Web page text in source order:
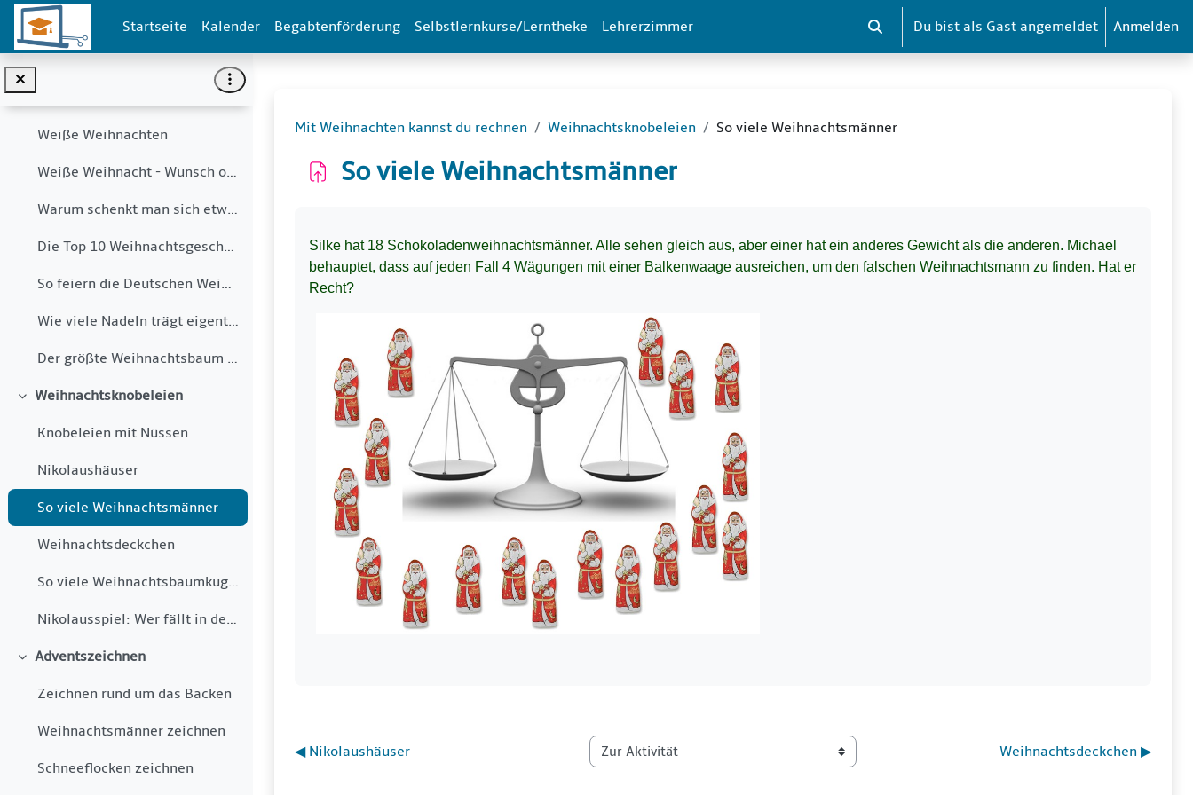
Zum Hauptinhalt
Startseite
Kalender Begabtenförderung Selbstlernkurse/Lerntheke Lehrerzimmer
Sucheingabe umschalten
Du bist als Gast angemeldet Anmelden
Einklappen
Allgemein
Einklappen
Mit Weihnachten kannst du rechnen
Weiße Weihnachten
Weiße Weihnacht - Wunsch oder Wirklichkeit?
Warum schenkt man sich etwas zu Weihnachten?
Die Top 10 Weihnachtsgeschenke
So feiern die Deutschen Weihnachten
Wie viele Nadeln trägt eigentlich ein Weihnachtsbaum?
Der größte Weihnachtsbaum der Welt
Einklappen
Weihnachtsknobeleien
Knobeleien mit Nüssen
Nikolaushäuser
So viele Weihnachtsmänner
Weihnachtsdeckchen
So viele Weihnachtsbaumkugeln
Nikolausspiel: Wer fällt in den Kamin?
Einklappen
Adventszeichnen
Zeichnen rund um das Backen
Weihnachtsmänner zeichnen
Schneeflocken zeichnen
Mit Weihnachten kannst du rechnen Weihnachtsknobeleien So viele Weihnachtsmänner
So viele Weihnachtsmänner
Silke hat 18 Schokoladenweihnachtsmänner. Alle sehen gleich aus, aber einer hat ein anderes Gewicht als die anderen. Michael
behauptet, dass auf jeden Fall 4 Wägungen mit einer Balkenwaage ausreichen, um den falschen Weihnachtsmann zu finden. Hat er
Recht?
◀︎ Nikolaushäuser
Zur Aktivität
Weihnachtsdeckchen ▶︎